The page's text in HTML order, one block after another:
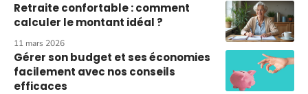
Retraite confortable : comment
calculer le montant idéal ?
11 mars 2026
Gérer son budget et ses économies
facilement avec nos conseils
efficaces